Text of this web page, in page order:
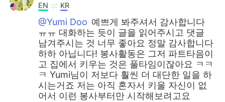
EN KR
@Yumi Doo 예쁘게 봐주셔서 감사합니다
ㅠㅠ 대화하는 듯이 글을 읽어주시고 댓글
남겨주시는 것 너무 좋아요 정말 감사합니다
하하 아닙니다! 봉사활동은 그저 파트타음이
고 집에서 키우는 것은 풀타임이잖아요 ㅋㅋ
ㅋ Yumi님이 저보다 훨씬 더 대단한 일을 하
시는거죠 저는 아직 혼자서 키울 자신이 없
어서 이런 봉사부터만 시작해보려고요